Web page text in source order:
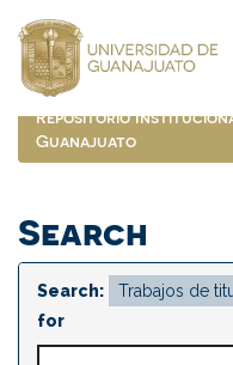
navigation
Repositorio
Guanajuato
Search
Search:
for